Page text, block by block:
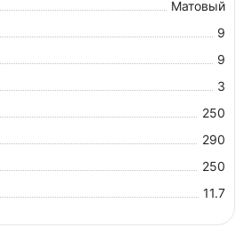
Матовый
9
9
3
250
290
250
11.7